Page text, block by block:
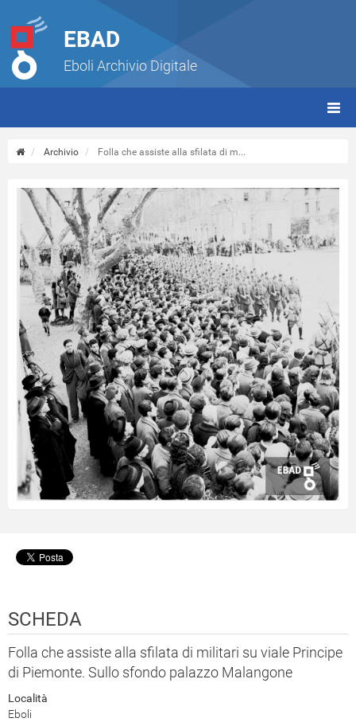
EBAD
Eboli Archivio Digitale
Archivio Folla che assiste alla sfilata di m...
SCHEDA
Folla che assiste alla sfilata di militari su viale Principe
di Piemonte. Sullo sfondo palazzo Malangone
Località
Eboli